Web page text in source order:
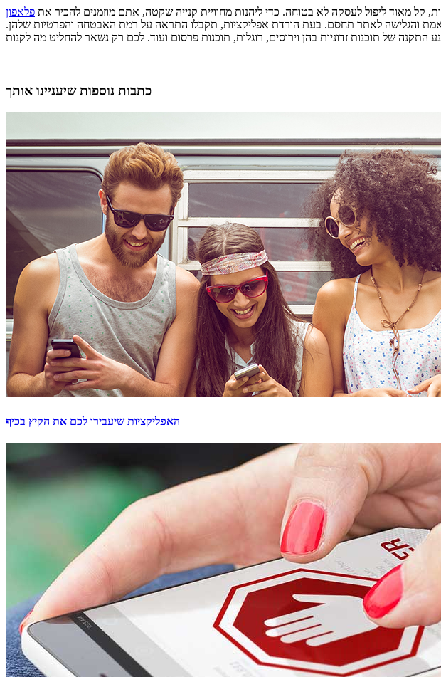
קל מאוד ליפול לעסקה לא בטוחה. כדי ליהנות מחוויית קנייה שקטה, אתם מוזמנים להכיר את
אמת והגלישה לאתר תחסם. בעת הורדת אפליקציות, תקבלו התראה על רמת האבטחה והפרטיות שלהן.
כתבות נוספות שיעניינו אותך
האפליקציות שיעבירו לכם את הקיץ בכיף